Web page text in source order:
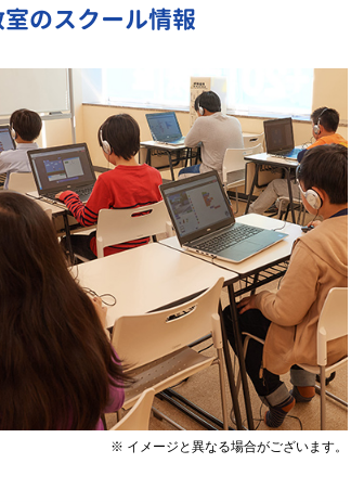
のスクール情報
※ イメージと異なる場合がございます。